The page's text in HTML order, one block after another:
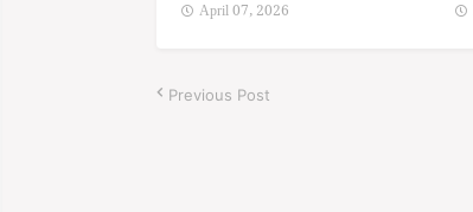
April 07, 2026
Previous Post